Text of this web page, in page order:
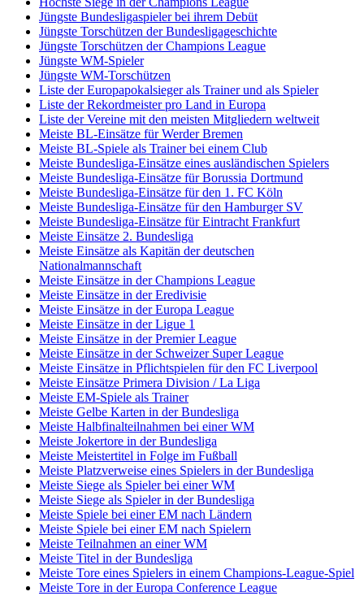
Jüngste Bundesligaspieler bei ihrem Debüt
Jüngste Torschützen der Bundesligageschichte
Jüngste Torschützen der Champions League
Jüngste WM-Spieler
Jüngste WM-Torschützen
Liste der Europapokalsieger als Trainer und als Spieler
Liste der Rekordmeister pro Land in Europa
Liste der Vereine mit den meisten Mitgliedern weltweit
Meiste BL-Einsätze für Werder Bremen
Meiste BL-Spiele als Trainer bei einem Club
Meiste Bundesliga-Einsätze eines ausländischen Spielers
Meiste Bundesliga-Einsätze für Borussia Dortmund
Meiste Bundesliga-Einsätze für den 1. FC Köln
Meiste Bundesliga-Einsätze für den Hamburger SV
Meiste Bundesliga-Einsätze für Eintracht Frankfurt
Meiste Einsätze 2. Bundesliga
Meiste Einsätze als Kapitän der deutschen
Nationalmannschaft
Meiste Einsätze in der Champions League
Meiste Einsätze in der Eredivisie
Meiste Einsätze in der Europa League
Meiste Einsätze in der Ligue 1
Meiste Einsätze in der Premier League
Meiste Einsätze in der Schweizer Super League
Meiste Einsätze in Pflichtspielen für den FC Liverpool
Meiste Einsätze Primera Division / La Liga
Meiste EM-Spiele als Trainer
Meiste Gelbe Karten in der Bundesliga
Meiste Halbfinalteilnahmen bei einer WM
Meiste Jokertore in der Bundesliga
Meiste Meistertitel in Folge im Fußball
Meiste Platzverweise eines Spielers in der Bundesliga
Meiste Siege als Spieler bei einer WM
Meiste Siege als Spieler in der Bundesliga
Meiste Spiele bei einer EM nach Ländern
Meiste Spiele bei einer EM nach Spielern
Meiste Teilnahmen an einer WM
Meiste Titel in der Bundesliga
Meiste Tore eines Spielers in einem Champions-League-Spiel
Meiste Tore in der Europa Conference League